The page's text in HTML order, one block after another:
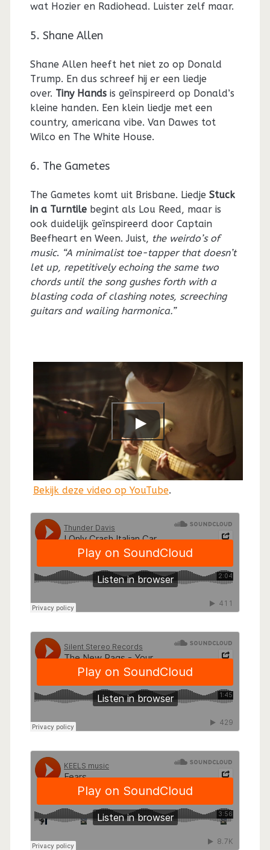
wat Hozier en Radiohead. Luister zelf maar.
5. Shane Allen
Shane Allen heeft het niet zo op Donald
Trump. En dus schreef hij er een liedje
over. Tiny Handsis geïnspireerd op Donald’s
kleine handen. Een klein liedje met een
country, americana vibe. Van Dawes tot
Wilco en The White House.
6. The Gametes
The Gametes komt uit Brisbane. Liedje Stuck
in a Turntilebegint als Lou Reed, maar is
ook duidelijk geïnspireerd door Captain
Beefheart en Ween. Juist, the weirdo’s of
music. “A minimalist toe-tapper that doesn’t
let up, repetitively echoing the same two
chords until the song gushes forth with a
blasting coda of clashing notes, screeching
guitars and wailing harmonica.”
Bekijk deze video op YouTube.